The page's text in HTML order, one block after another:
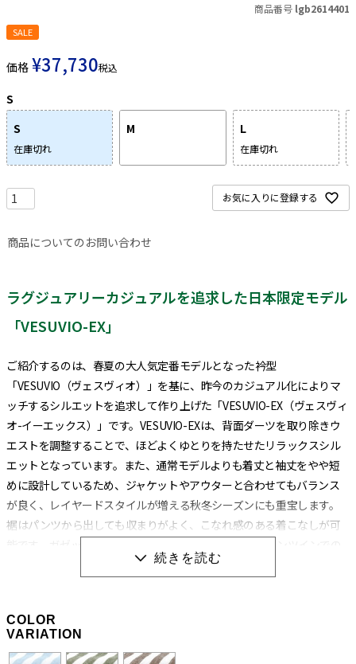
商品番号 lgb2614401
SALE
価格 ¥37,730税込
S
S
在庫切れ
M L
在庫切れ
お気に入りに登録する
商品についてのお問い合わせ
ラグジュアリーカジュアルを追求した日本限定モデル
「VESUVIO-EX」
ご紹介するのは、春夏の大人気定番モデルとなった衿型
「VESUVIO（ヴェスヴィオ）」を基に、昨今のカジュアル化によりマ
ッチするシルエットを追求して作り上げた「VESUVIO-EX（ヴェスヴィ
オ-イーエックス）」です。VESUVIO-EXは、背面ダーツを取り除きウ
エストを調整することで、ほどよくゆとりを持たせたリラックスシル
エットとなっています。また、通常モデルよりも着丈と袖丈をやや短
めに設計しているため、ジャケットやアウターと合わせてもバランス
が良く、レイヤードスタイルが増える秋冬シーズンにも重宝します。
裾はパンツから出しても収まりがよく、こなれ感のある着こなしが可
着こなしにも対応しています。
カラーとは、衿と前立ての裏部分がオープンカラーのように縫い目の
ない、衿が一枚の生地で出来ている衿型のことです。別名ワンピース
COLOR
VARIATION